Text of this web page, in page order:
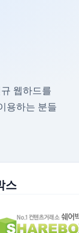
웹하드를
용하는 분들
스